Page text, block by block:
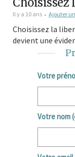
Il y a 10 ans Ajouter
Choisissez la
devient une
Votre
Votre nom